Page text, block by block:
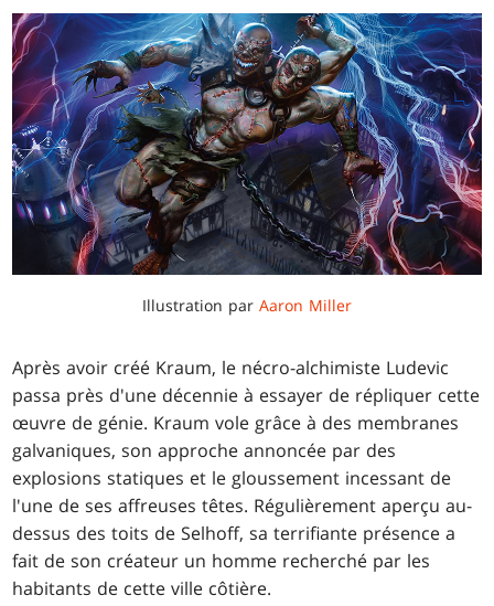
Illustration par Aaron Miller
Après avoir créé Kraum, le nécro-alchimiste Ludevic
passa près d'une décennie à essayer de répliquer cette
œuvre de génie. Kraum vole grâce à des membranes
galvaniques, son approche annoncée par des
explosions statiques et le gloussement incessant de
l'une de ses affreuses têtes. Régulièrement aperçu au-
dessus des toits de Selhoff, sa terrifiante présence a
fait de son créateur un homme recherché par les
habitants de cette ville côtière.